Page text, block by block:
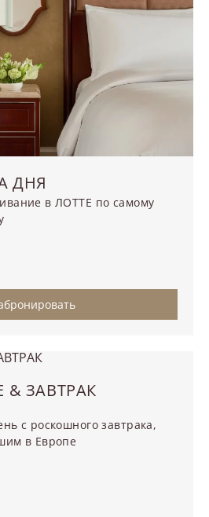
ДНЯ
в ЛОТТЕ по самому
ЗАВТРАК
с роскошного завтрака,
в Европе